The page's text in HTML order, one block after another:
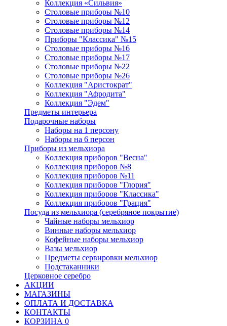
Коллекция «Сильвия»
Столовые приборы №10
Столовые приборы №12
Столовые приборы №14
Приборы "Классика" №15
Столовые приборы №16
Столовые приборы №17
Столовые приборы №22
Столовые приборы №26
Коллекция "Аристократ"
Коллекция "Афродита"
Коллекция "Эдем"
Предметы интерьера
Подарочные наборы
Наборы на 1 персону
Наборы на 6 персон
Приборы из мельхиора
Коллекция приборов "Весна"
Коллекция приборов №8
Коллекция приборов №11
Коллекция приборов "Глория"
Коллекция приборов "Классика"
Коллекция приборов "Грация"
Посуда из мельхиора (серебряное покрытие)
Чайные наборы мельхиор
Винные наборы мельхиор
Кофейные наборы мельхиор
Вазы мельхиор
Предметы сервировки мельхиор
Подстаканники
Церковное серебро
АКЦИИ
МАГАЗИНЫ
ОПЛАТА И ДОСТАВКА
КОНТАКТЫ
КОРЗИНА 0